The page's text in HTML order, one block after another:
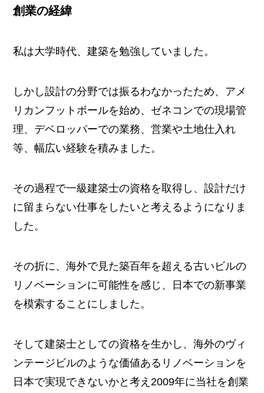
創業の経緯
私は大学時代、建築を勉強していました。
しかし設計の分野では振るわなかったため、アメ
リカンフットボールを始め、ゼネコンでの現場管
理、デベロッパーでの業務、営業や土地仕入れ
等、幅広い経験を積みました。
その過程で一級建築士の資格を取得し、設計だけ
に留まらない仕事をしたいと考えるようになりま
した。
その折に、海外で見た築百年を超える古いビルの
リノベーションに可能性を感じ、日本での新事業
を模索することにしました。
そして建築士としての資格を生かし、海外のヴィ
ンテージビルのような価値あるリノベーションを
日本で実現できないかと考え2009年に当社を創業